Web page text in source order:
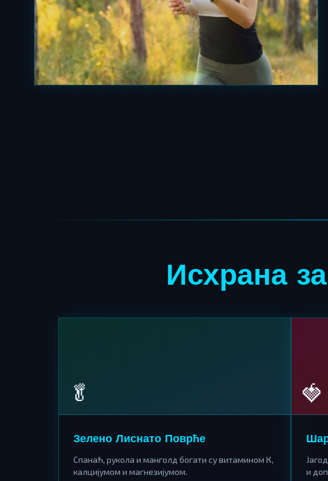
Исхрана
🥬
Зелено Лиснато Поврће
Спанаћ, рукола и манголд богати су витамином К,
калцијумом и магнезијумом.
🍓
и